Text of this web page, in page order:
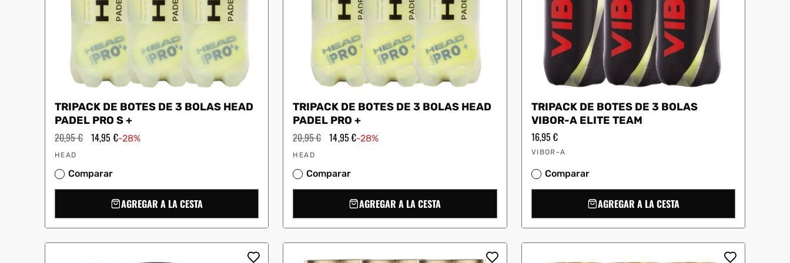
TRIPACK DE BOTES DE 3 BOLAS HEAD
PADEL PRO S +
Precio
habitual
20,95 € Precio
de
14,95 €-28%
Proveedor:
HEAD
Comparar
AGREGAR A LA CESTA
TRIPACK DE BOTES DE 3 BOLAS HEAD
PADEL PRO +
Precio
habitual
20,95 € Precio
14,95 €-28%
Proveedor:
HEAD
Comparar
AGREGAR A LA CESTA
TRIPACK DE BOTES DE 3 BOLAS
VIBOR-A ELITE TEAM
Precio
habitual
16,95 €
Proveedor:
VIBOR-A
Comparar
AGREGAR A LA CESTA